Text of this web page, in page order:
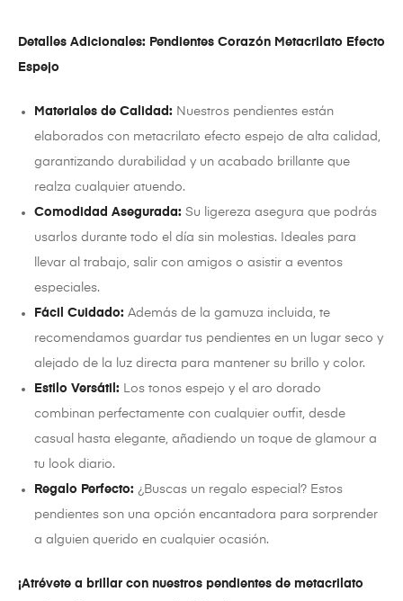
Detalles Adicionales: Pendientes Corazón Metacrilato Efecto
Espejo
Materiales de Calidad: Nuestros pendientes están
elaborados con metacrilato efecto espejo de alta calidad,
garantizando durabilidad y un acabado brillante que
realza cualquier atuendo.
Comodidad Asegurada: Su ligereza asegura que podrás
usarlos durante todo el día sin molestias. Ideales para
llevar al trabajo, salir con amigos o asistir a eventos
especiales.
Fácil Cuidado: Además de la gamuza incluida, te
recomendamos guardar tus pendientes en un lugar seco y
alejado de la luz directa para mantener su brillo y color.
Estilo Versátil: Los tonos espejo y el aro dorado
combinan perfectamente con cualquier outfit, desde
casual hasta elegante, añadiendo un toque de glamour a
tu look diario.
Regalo Perfecto: ¿Buscas un regalo especial? Estos
pendientes son una opción encantadora para sorprender
a alguien querido en cualquier ocasión.
¡Atrévete a brillar con nuestros pendientes de metacrilato